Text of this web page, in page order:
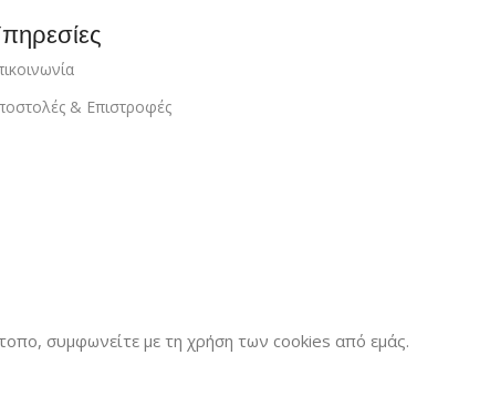
& Επιστροφές
συμφωνείτε με τη χρήση των cookies από εμάς.